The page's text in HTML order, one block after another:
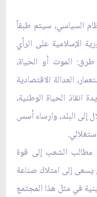
السياسي، سيتم طبقاً
الإسلامية على الرأي
الموت أو الحياة،
العدالة الاقتصادية
انقاذ الحياة الوطنية،
إلى البلد، وارساء أسس
الشعب إلى قوة
يسعى إلى امتلاك صناعة
في مثل هذا المجتمع